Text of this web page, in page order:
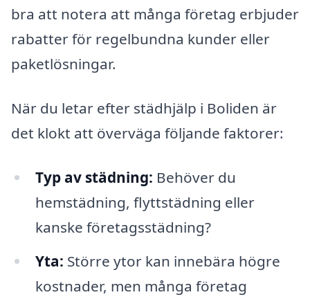
bra att notera att många företag erbjuder
rabatter för regelbundna kunder eller
paketlösningar.
När du letar efter städhjälp i Boliden är
det klokt att överväga följande faktorer:
Typ av städning: Behöver du
hemstädning, flyttstädning eller
kanske företagsstädning?
Yta: Större ytor kan innebära högre
kostnader, men många företag